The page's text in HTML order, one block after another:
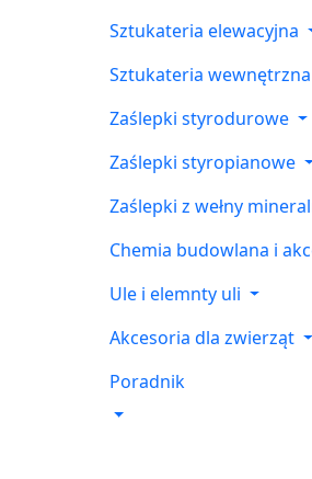
Sztukateria elewacyjna
Sztukateria wewnętrzna
Zaślepki styrodurowe
Zaślepki styropianowe
Zaślepki z wełny
Chemia budowlana i
Ule i elemnty uli
Akcesoria dla zwierząt
Poradnik